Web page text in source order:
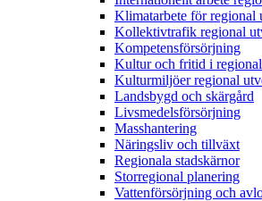
Klimatarbete för regional
Kollektivtrafik regional
Kompetensförsörjning
Kultur och fritid i
Kulturmiljöer regional
Landsbygd och skärgård
Livsmedelsförsörjning
Masshantering
Näringsliv och tillväxt
Regionala stadskärnor
Storregional planering
Vattenförsörjning och